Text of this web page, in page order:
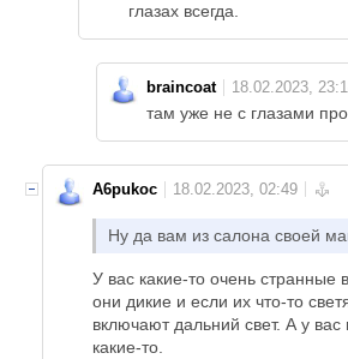
глазах всегда.
braincoat
там уже не с глазами
A6pukoc
Ну да вам из салона своей
У вас какие-то очень странные
они дикие и если их что-то
включают дальний свет. А у
какие-то.